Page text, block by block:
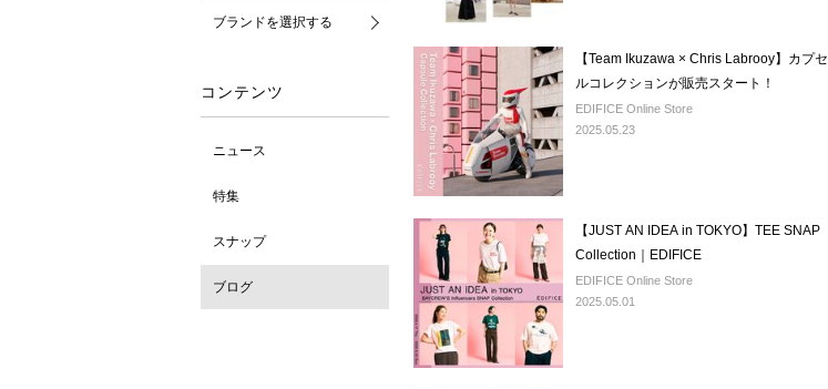
ブランドを選択する
コンテンツ
ニュース
特集
スナップ
ブログ
【Team Ikuzawa × Chris Labrooy】カプセ
ルコレクションが販売スタート！
EDIFICE Online Store
2025.05.23
【JUST AN IDEA in TOKYO】TEE SNAP
Collection｜EDIFICE
EDIFICE Online Store
2025.05.01